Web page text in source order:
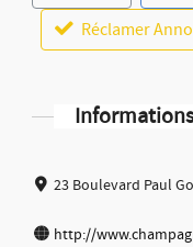
Réclamer
23 Boulevard Paul
http://